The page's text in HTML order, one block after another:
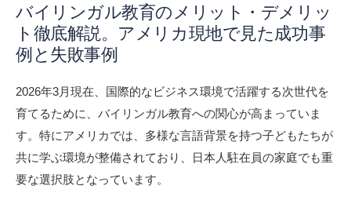
バイリンガル教育のメリット・デメリッ
ト徹底解説。アメリカ現地で見た成功事
例と失敗事例
2026年3月現在、国際的なビジネス環境で活躍する次世代を
育てるために、バイリンガル教育への関心が高まっていま
す。特にアメリカでは、多様な言語背景を持つ子どもたちが
共に学ぶ環境が整備されており、日本人駐在員の家庭でも重
要な選択肢となっています。